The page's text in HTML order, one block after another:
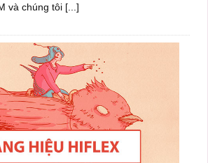
và chúng tôi [...]